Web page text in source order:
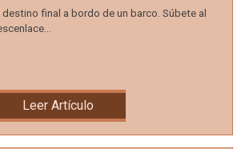
final a bordo de un barco. Súbete al
Leer Artículo